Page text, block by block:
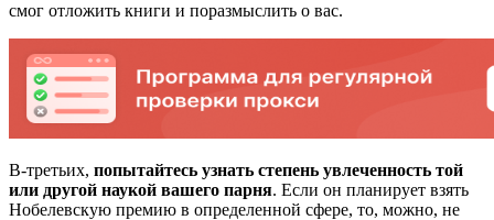
смог отложить книги и поразмыслить о вас.
В-третьих, попытайтесь узнать степень увлеченность той
или другой наукой вашего парня. Если он планирует взять
Нобелевскую премию в определенной сфере, то, можно, не